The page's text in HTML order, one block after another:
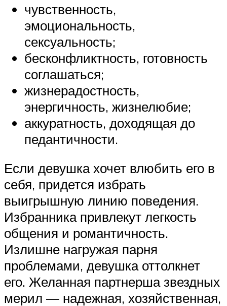
чувственность,
эмоциональность,
сексуальность;
бесконфликтность, готовность
соглашаться;
жизнерадостность,
энергичность, жизнелюбие;
аккуратность, доходящая до
педантичности.
Если девушка хочет влюбить его в
себя, придется избрать
выигрышную линию поведения.
Избранника привлекут легкость
общения и романтичность.
Излишне нагружая парня
проблемами, девушка оттолкнет
его. Желанная партнерша звездных
мерил — надежная, хозяйственная,